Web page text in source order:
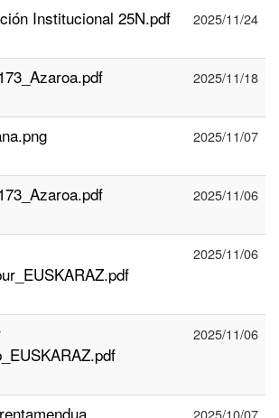
Institucional 25N.pdf 2025/11/24
2025/11/18
2025/11/07
2025/11/06
2025/11/06
2025/11/06
2025/10/07